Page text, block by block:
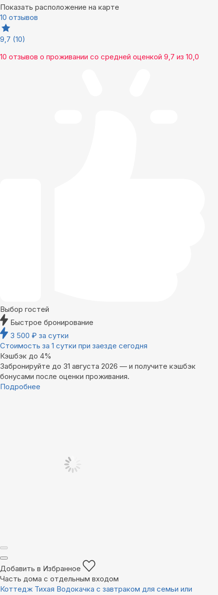
Показать расположение на карте
10 отзывов
9,7 (10)
10 отзывов о проживании со средней оценкой 9,7 из 10,0
Выбор гостей
Быстрое бронирование
3 500 ₽ за сутки
Стоимость за 1 сутки при заезде сегодня
Кэшбэк до 4%
Забронируйте до 31 августа 2026 — и получите кэшбэк
бонусами после оценки проживания.
Подробнее
Добавить в Избранное
Часть дома с отдельным входом
Коттедж Тихая Водокачка с завтраком для семьи или